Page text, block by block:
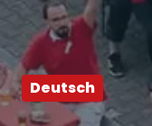
Deutsch